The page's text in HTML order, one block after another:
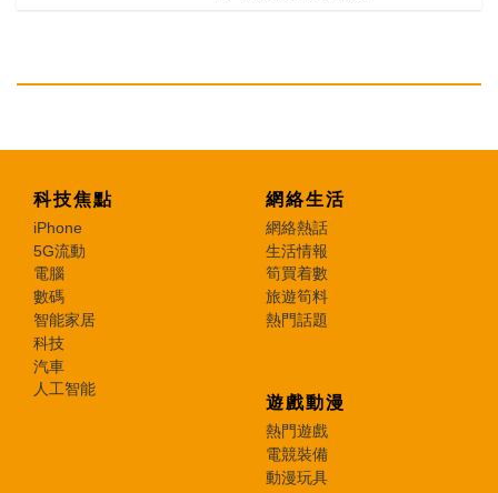
科技焦點
iPhone
5G流動
電腦
數碼
智能家居
科技
汽車
人工智能
網絡生活
網絡熱話
生活情報
筍買着數
旅遊筍料
熱門話題
遊戲動漫
熱門遊戲
電競裝備
動漫玩具